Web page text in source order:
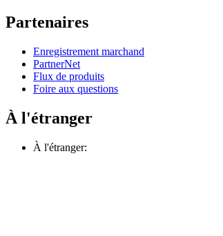
Partenaires
Enregistrement marchand
PartnerNet
Flux de produits
Foire aux questions
À l'étranger
À l'étranger: